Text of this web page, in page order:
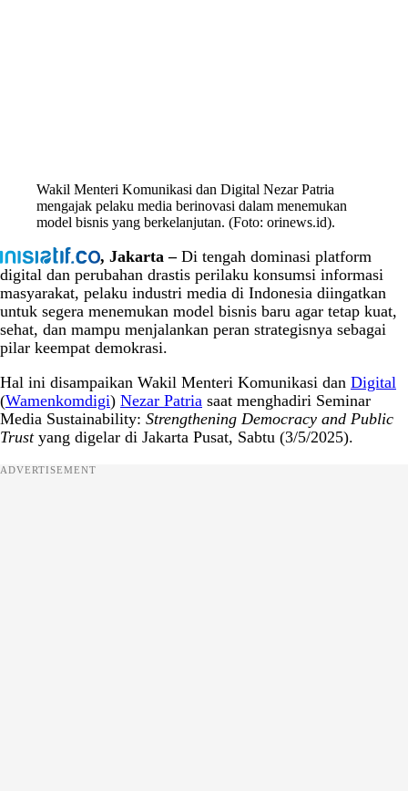
Wakil Menteri Komunikasi dan Digital Nezar Patria
mengajak pelaku media berinovasi dalam menemukan
model bisnis yang berkelanjutan. (Foto: orinews.id).
, Jakarta –Di tengah dominasi platform
digital dan perubahan drastis perilaku konsumsi informasi
masyarakat, pelaku industri media di Indonesia diingatkan
untuk segera menemukan model bisnis baru agar tetap kuat,
sehat, dan mampu menjalankan peran strategisnya sebagai
pilar keempat demokrasi.
Hal ini disampaikan Wakil Menteri Komunikasi dan Digital
(Wamenkomdigi) Nezar Patria saat menghadiri Seminar
Media Sustainability: Strengthening Democracy and Public
Trustyang digelar di Jakarta Pusat, Sabtu (3/5/2025).
ADVERTISEMENT